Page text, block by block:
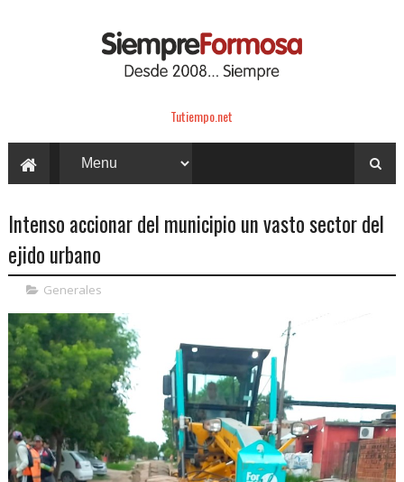
Tutiempo.net
Intenso accionar del municipio un vasto sector del
ejido urbano
Generales